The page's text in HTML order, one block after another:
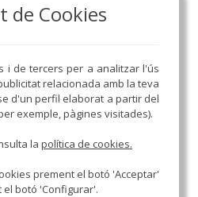
de Cookies
i de tercers per a analitzar l'ús
relacionada amb la teva
d'un perfil elaborat a partir del
exemple, pàgines visitades).
la política de cookies.
prement el botó 'Acceptar'
botó 'Configurar'.